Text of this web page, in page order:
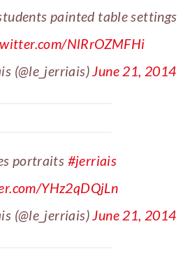
painted table settings
NlRrOZMFHi
(@le_jerriais)June 21, 2014
portraits #jerriais
YHz2qDQjLn
(@le_jerriais)June 21, 2014